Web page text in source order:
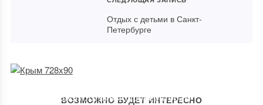
Отдых с детьми в Санкт-
Петербурге
ВОЗМОЖНО БУДЕТ ИНТЕРЕСНО
Блоги: отзывы туроператорам